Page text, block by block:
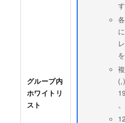
グループ内
ホワイトリ
スト
す
。